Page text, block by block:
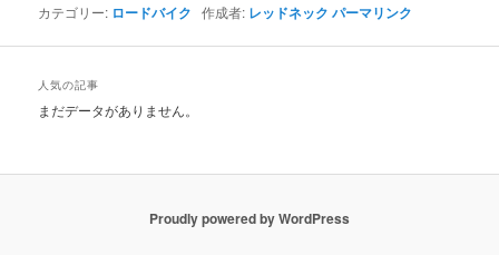
カテゴリー: ロードバイク 作成者: レッドネック パーマリンク
人気の記事
まだデータがありません。
Proudly powered by WordPress